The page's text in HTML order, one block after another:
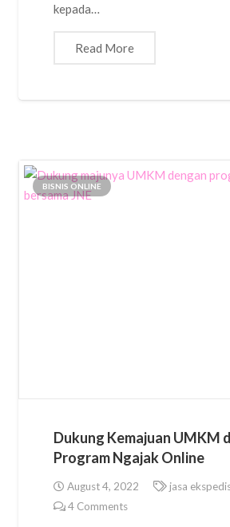
kepada…
Read More
BISNIS ONLINE
Dukung Kemajuan UMKM
Program Ngajak Online
August 4, 2022
jasa
4 Comments